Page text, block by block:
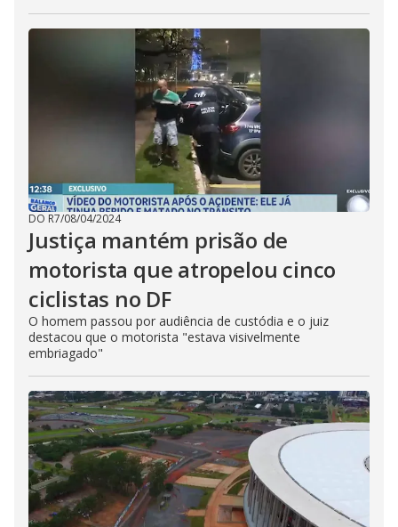
DO R7/08/04/2024
Justiça mantém prisão de
motorista que atropelou cinco
ciclistas no DF
O homem passou por audiência de custódia e o juiz
destacou que o motorista "estava visivelmente
embriagado"